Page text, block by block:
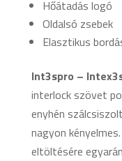
Hőátadás logó
Oldalsó zsebek
Elasztikus
Int3spro –
interlock szövet
enyhén
nagyon
eltöltésére